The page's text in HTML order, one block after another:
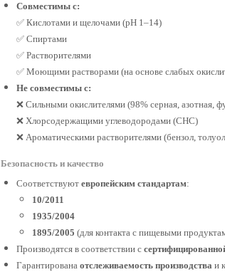
Совместимы с:
✅ Кислотами и щелочами (pH 1–14)
✅ Спиртами
✅ Растворителями
✅ Моющими растворами (на основе слабых
Не совместимы с:
❌ Сильными окислителями (98% серная, азотная,
❌ Хлорсодержащими углеводородами (CHC)
❌ Ароматическими растворителями (бензол,
Безопасность и качество
Соответствуют европейским стандартам:
10/2011
1935/2004
1895/2005 (для контакта с пищевыми
Производятся в соответствии с
Гарантирована отслеживаемость производства и